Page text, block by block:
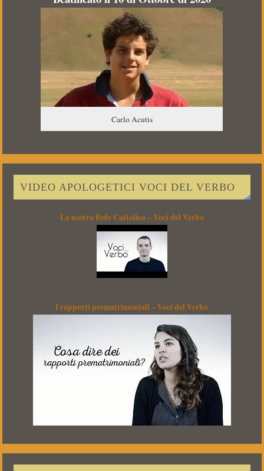
Carlo Acutis
VIDEO APOLOGETICI VOCI DEL VERBO
La nostra Fede Cattolica – Voci del Verbo
I rapporti prematrimoniali – Voci del Verbo